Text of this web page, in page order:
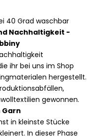
40 Grad waschbar
Nachhaltigkeit -
ihr bei uns im Shop
hergestellt.
gewonnen.
in kleinste Stücke
In dieser Phase